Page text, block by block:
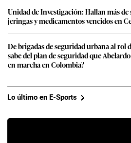
Unidad de Investigación: Hallan más
jeringas y medicamentos vencidos en
De brigadas de seguridad urbana al rol
sabe del plan de seguridad que
en marcha en Colombia?
Lo último en E-Sports